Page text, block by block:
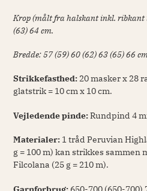
Krop (målt fra halskant inkl. ribkant
(63) 64 cm.
Bredde: 57 (59) 60 (62) 63 (65) 66
Strikkefasthed:20 masker x 28
glatstrik = 10 cm x 10 cm.
Vejledende pinde:Rundpind 4
Materialer: 1 tråd Peruvian
g = 100 m) kanstrikkes sammen
Filcolana (25 g = 210 m).